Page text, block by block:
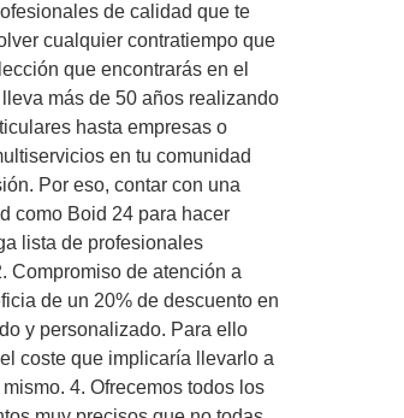
de calidad que te
cualquier contratiempo que
que encontrarás en el
más de 50 años realizando
hasta empresas o
en tu comunidad
Por eso, contar con una
como Boid 24 para hacer
lista de profesionales
Compromiso de atención a
de un 20% de descuento en
y personalizado. Para ello
coste que implicaría llevarlo a
4. Ofrecemos todos los